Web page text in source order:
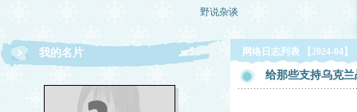
野说杂谈
我的名片 网络日志列表 【2024-04】
给那些支持乌克